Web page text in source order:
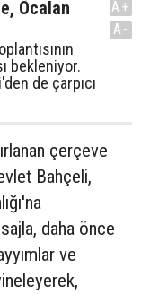
Öcalan
bekleniyor.
de çarpıcı
A+
A-
çerçeve
Bahçeli,
daha önce
ve